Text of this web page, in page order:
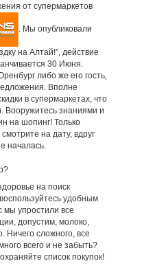
от супермаркетов
. Мы опубликовали
на Алтай!", действие
30 Июня.
либо же его гость,
Вполне
в супермаркетах, что
Вооружитесь знаниями и
на шопинг! Только
на дату, вдруг
началась.
на поиск
удобным
упростили все
допустим, молоко,
Ничего сложного, все
всего и не забыть?
список покупок!